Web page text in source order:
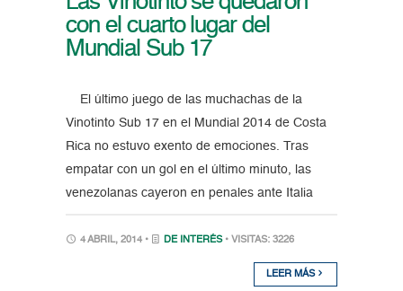
con el cuarto lugar del
Mundial Sub 17
El último juego de las muchachas de la
Vinotinto Sub 17 en el Mundial 2014 de Costa
Rica no estuvo exento de emociones. Tras
empatar con un gol en el último minuto, las
venezolanas cayeron en penales ante Italia
4 ABRIL, 2014 • DE INTERÉS • VISITAS: 3226
LEER MÁS